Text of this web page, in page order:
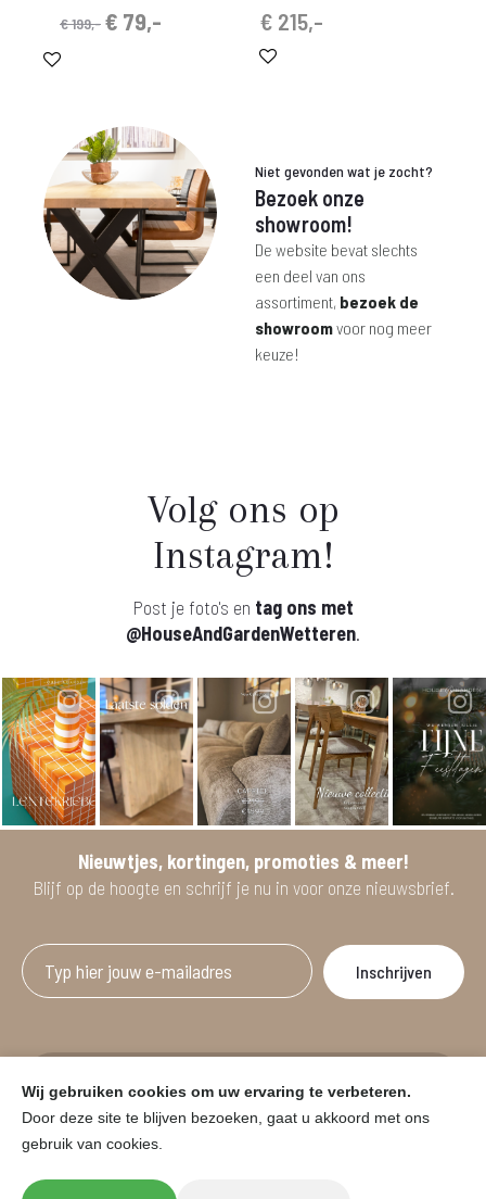
€199,- Oorspronkelijke
€ 79,- € 215,-
Niet gevonden wat je zocht?
Bezoek onze
showroom!
De website bevat slechts
een deel van ons
assortiment, bezoek de
showroomvoor nog meer
keuze!
Volg ons op
Instagram!
Post je foto's en tag ons met
@HouseAndGardenWetteren.
Nieuwtjes, kortingen, promoties & meer!
Blijf op de hoogte en schrijf je nu in voor onze nieuwsbrief.
vanaf minimum 2 willekeurige artikelen.
Onder voorbehoud van prijswijzigingen in de winkel en typfouten.
Wij gebruiken cookies om uw ervaring te verbeteren.
Door deze site te blijven bezoeken, gaat u akkoord met ons
gebruik van cookies.